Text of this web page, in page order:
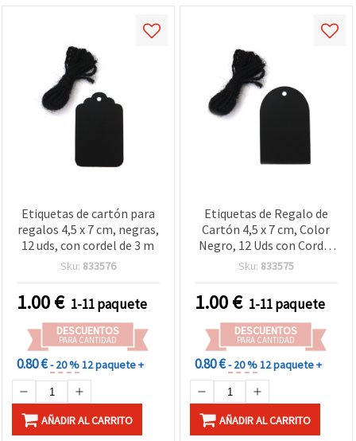
Etiquetas de cartón para
regalos 4,5 x 7 cm, negras,
12 uds, con cordel de 3 m
Sku: 833576
1.00€ 1-11 paquete
DESCUENTOS
PARA CANTIDAD
0.80 €- 20 %12 paquete +
AÑADIR AL CARRITO
Etiquetas de Regalo de
Cartón 4,5 x 7 cm, Color
Negro, 12 Uds con Cordel
de 3 m para Manualidades
Sku: 833575
1.00€ 1-11 paquete
DESCUENTOS
PARA CANTIDAD
0.80 €- 20 %12 paquete +
AÑADIR AL CARRITO